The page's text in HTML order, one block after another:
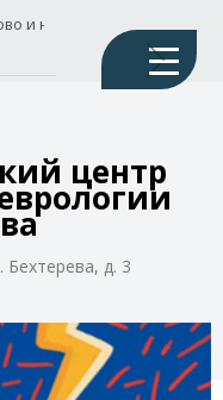
центр
Бехтерева, д. 3